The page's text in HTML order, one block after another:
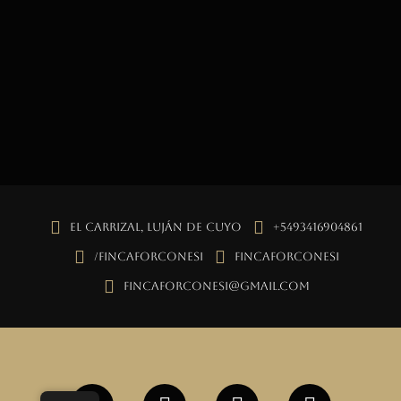
El Carrizal, Luján de Cuyo +5493416904861
/fincaforconesi fincaforconesi
fincaforconesi@gmail.com